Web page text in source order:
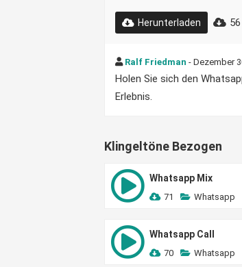
Herunterladen 56
Ralf Friedman - Dezember
Holen Sie sich den
Erlebnis.
Klingeltöne Bezogen
Whatsapp Mix
71 Whatsapp
Whatsapp Call
70 Whatsapp